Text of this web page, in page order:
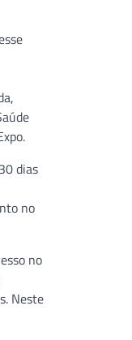
dias
no
no
Neste